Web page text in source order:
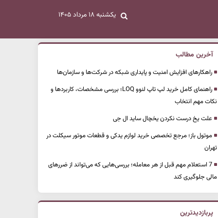
یکشنبه ۱۸ مرداد ۱۴۰۵
آخرین مطالب
راهکارهای افزایش امنیت و پایداری شبکه در شرکت‌ها و سازمان‌ها
راهنمای کامل خرید لپ تاپ لنوو LOQ؛ بررسی مشخصات، کاربردها و
نکات مهم انتخاب
علت یخ درست نکردن یخچال ساید ال جی
موتول باز؛ مرجع تخصصی خرید لوازم یدکی و قطعات موتور سیکلت در
تهران
7 استعلام مهم قبل از هر معامله؛ بررسی‌هایی که می‌تواند از ضررهای
مالی جلوگیری کند
پربازدیدترین